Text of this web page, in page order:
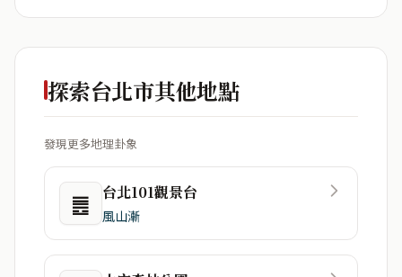
探索台北市其他地點
發現更多地理卦象
䷌ 台北101觀景台
風山漸